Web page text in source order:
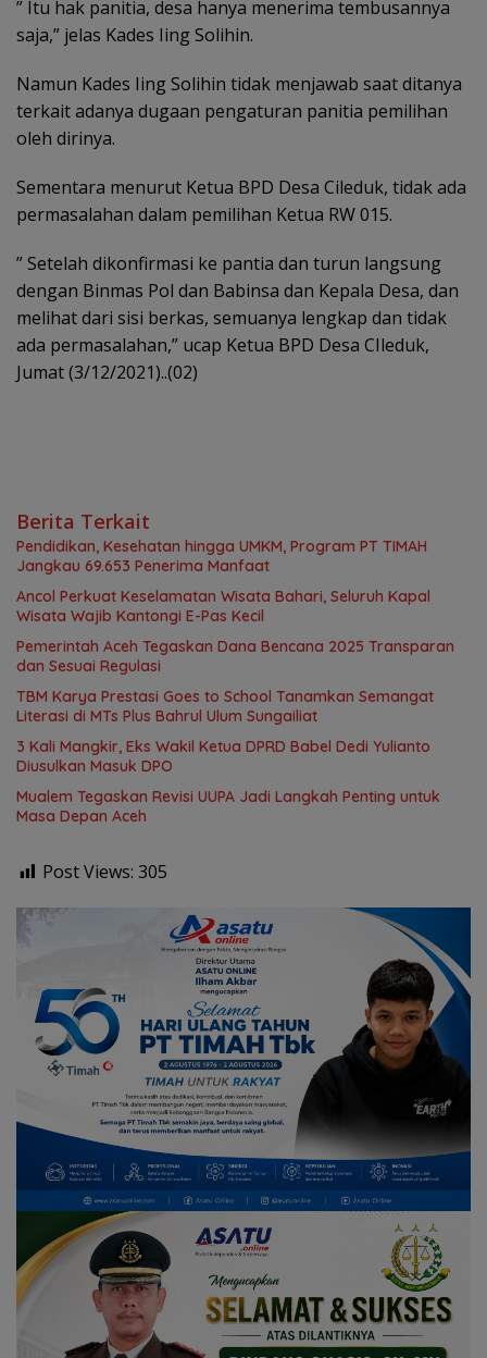
” Itu hak panitia, desa hanya menerima tembusannya
saja,” jelas Kades Iing Solihin.
Namun Kades Iing Solihin tidak menjawab saat ditanya
terkait adanya dugaan pengaturan panitia pemilihan
oleh dirinya.
Sementara menurut Ketua BPD Desa Cileduk, tidak ada
permasalahan dalam pemilihan Ketua RW 015.
” Setelah dikonfirmasi ke pantia dan turun langsung
dengan Binmas Pol dan Babinsa dan Kepala Desa, dan
melihat dari sisi berkas, semuanya lengkap dan tidak
ada permasalahan,” ucap Ketua BPD Desa CIleduk,
Jumat (3/12/2021)..(02)
Berita Terkait
Pendidikan, Kesehatan hingga UMKM, Program PT TIMAH
Jangkau 69.653 Penerima Manfaat
Ancol Perkuat Keselamatan Wisata Bahari, Seluruh Kapal
Wisata Wajib Kantongi E-Pas Kecil
Pemerintah Aceh Tegaskan Dana Bencana 2025 Transparan
dan Sesuai Regulasi
TBM Karya Prestasi Goes to School Tanamkan Semangat
Literasi di MTs Plus Bahrul Ulum Sungailiat
3 Kali Mangkir, Eks Wakil Ketua DPRD Babel Dedi Yulianto
Diusulkan Masuk DPO
Mualem Tegaskan Revisi UUPA Jadi Langkah Penting untuk
Masa Depan Aceh
Post Views: 305